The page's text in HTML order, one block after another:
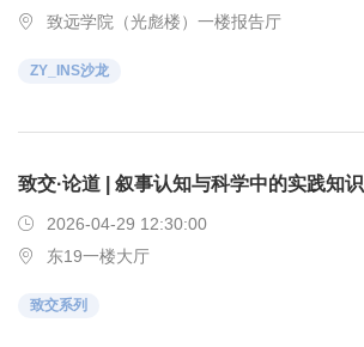
致远学院（光彪楼）一楼报告厅
ZY_INS沙龙
致交·论道 | 叙事认知与科学中的实践知识
2026-04-29 12:30:00
东19一楼大厅
致交系列